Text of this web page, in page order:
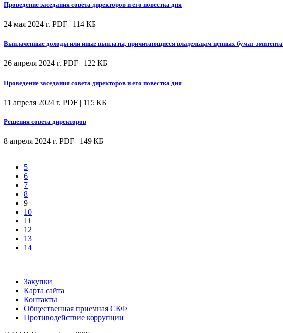
Проведение заседания совета директоров и его повестка дня
24 мая 2024 г. PDF | 114 КБ
Выплаченные доходы или иные выплаты, причитающиеся владельцам ценных бумаг эмитента
26 апреля 2024 г. PDF | 122 КБ
Проведение заседания совета директоров и его повестка дня
11 апреля 2024 г. PDF | 115 КБ
Решения совета директоров
8 апреля 2024 г. PDF | 149 КБ
5
6
7
8
9
10
11
12
13
14
Закупки
Карта сайта
Контакты
Общественная приемная СКФ
Противодействие коррупции